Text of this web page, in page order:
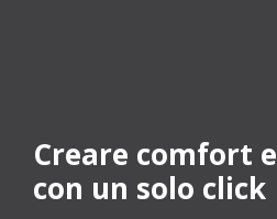
Creare comfort
con un solo click